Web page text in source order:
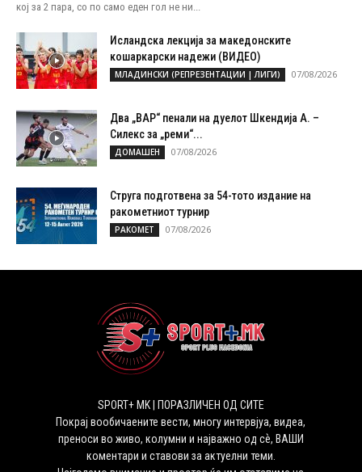
кој за 2 пара, со по само еден гол не ни...
Исландска лекција за македонските
кошаркарски надежи (ВИДЕО)
МЛАДИНСКИ (РЕПРЕЗЕНТАЦИИ | ЛИГИ) 07/08/2026
Два „ВАР“ пенали на дуелот Шкендија А. –
Силекс за „реми“...
ДОМАШЕН 07/08/2026
Струга подготвена за 54-тото издание на
ракометниот турнир
РАКОМЕТ 07/08/2026
SPORT+ MK | ПОРАЗЛИЧЕН ОД СИТЕ
Покрај вообичаените вести, многу интервјуа, видеа,
преноси во живо, колумни и најважно од сѐ, ВАШИ
коментари и ставови за актуелни теми.